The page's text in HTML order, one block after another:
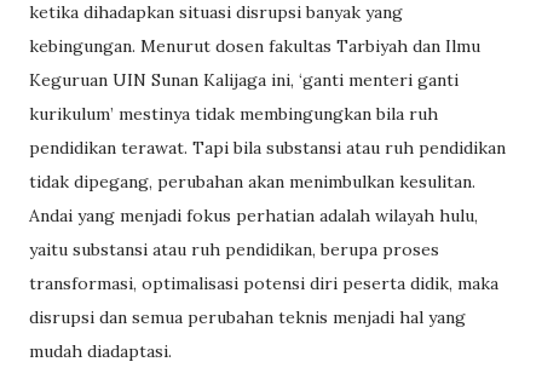
ketika dihadapkan situasi disrupsi banyak yang
kebingungan. Menurut dosen fakultas Tarbiyah dan Ilmu
Keguruan UIN Sunan Kalijaga ini, ‘ganti menteri ganti
kurikulum’ mestinya tidak membingungkan bila ruh
pendidikan terawat. Tapi bila substansi atau ruh pendidikan
tidak dipegang, perubahan akan menimbulkan kesulitan.
Andai yang menjadi fokus perhatian adalah wilayah hulu,
yaitu substansi atau ruh pendidikan, berupa proses
transformasi, optimalisasi potensi diri peserta didik, maka
disrupsi dan semua perubahan teknis menjadi hal yang
mudah diadaptasi.